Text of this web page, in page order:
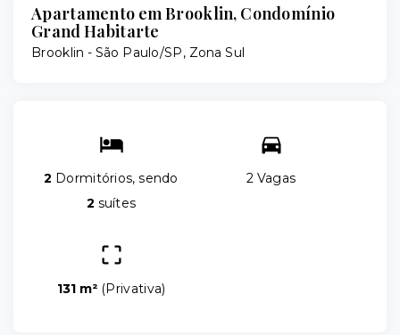
Apartamento em Brooklin, Condomínio
Grand Habitarte
Brooklin - São Paulo/SP, Zona Sul
2 Dormitórios, sendo
2 suítes
2 Vagas
131 m² (Privativa)